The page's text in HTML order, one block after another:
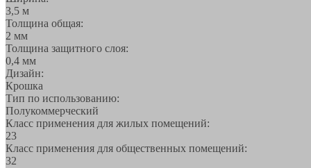
3,5 м
Толщина общая:
2 мм
Толщина защитного слоя:
0,4 мм
Дизайн:
Крошка
Тип по использованию:
Полукоммерческий
Класс применения для жилых помещений:
23
Класс применения для общественных помещений:
32